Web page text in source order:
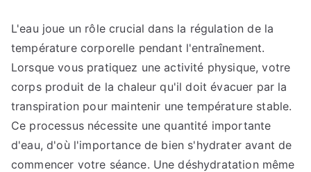
L'eau joue un rôle crucial dans la régulation de la
température corporelle pendant l'entraînement.
Lorsque vous pratiquez une activité physique, votre
corps produit de la chaleur qu'il doit évacuer par la
transpiration pour maintenir une température stable.
Ce processus nécessite une quantité importante
d'eau, d'où l'importance de bien s'hydrater avant de
commencer votre séance. Une déshydratation même